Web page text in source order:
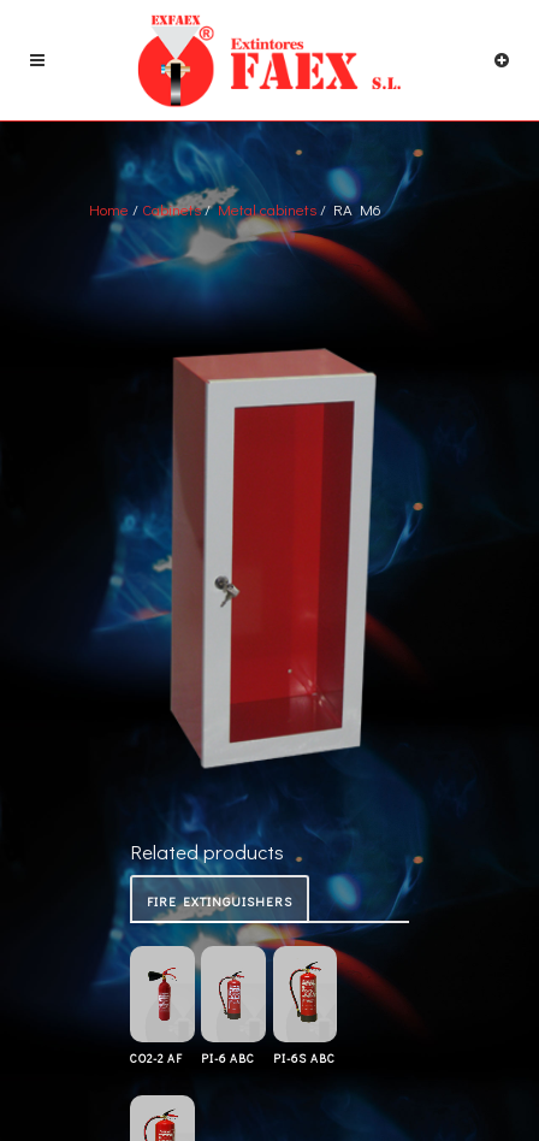
Home / Cabinets/Metal cabinets / RA M6
Related products
FIRE EXTINGUISHERS
CO2-2 AF PI-6 ABC PI-6S ABC